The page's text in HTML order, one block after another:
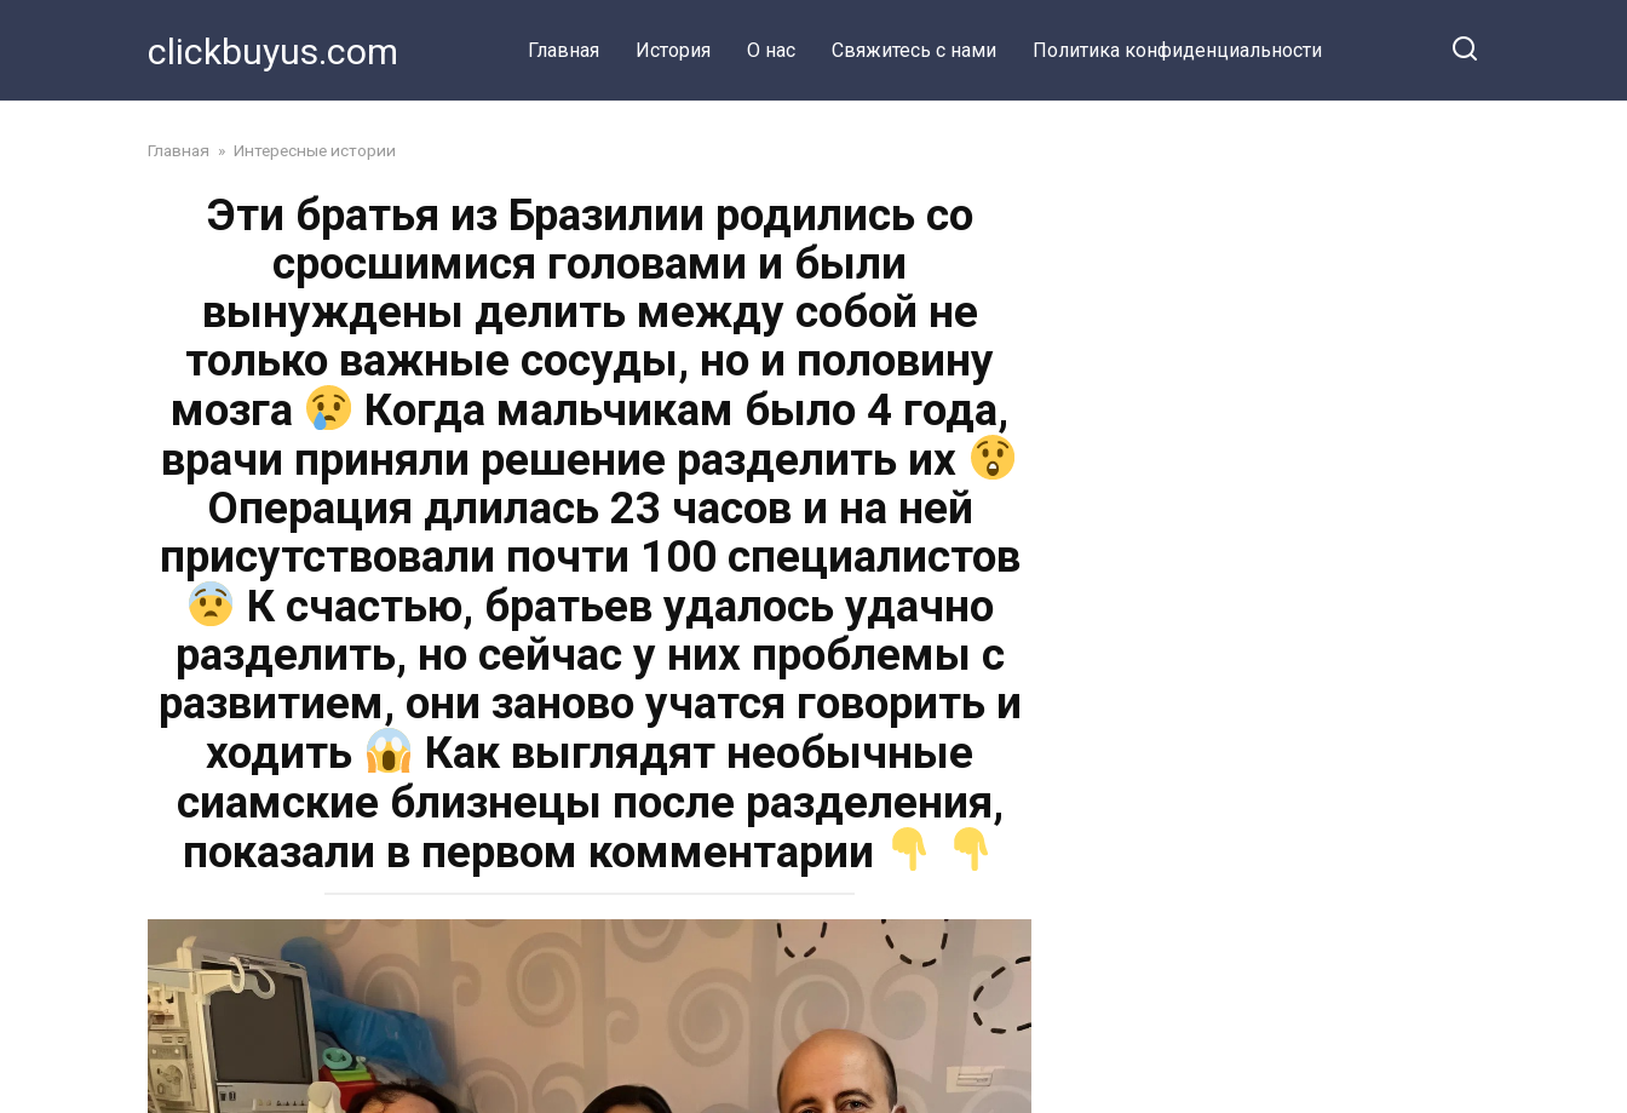
clickbuyus.com Главная История О нас Свяжитесь с нами Политика конфиденциальности
Главная » Интересные истории
Эти братья из Бразилии родились со
сросшимися головами и были
вынуждены делить между собой не
только важные сосуды, но и половину
мозга
Когда мальчикам было 4 года,
врачи приняли решение разделить их
Операция длилась 23 часов и на ней
присутствовали почти 100 специалистов
К счастью, братьев удалось удачно
разделить, но сейчас у них проблемы с
развитием, они заново учатся говорить и
ходить
Как выглядят необычные
сиамские близнецы после разделения,
показали в первом комментарии